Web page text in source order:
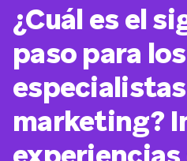
¿Cuál es el
paso para los
marketing?